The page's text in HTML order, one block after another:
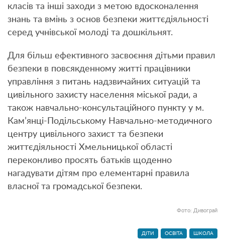
класів та інші заходи з метою вдосконалення
знань та вмінь з основ безпеки життєдіяльності
серед учнівської молоді та дошкільнят.
Для більш ефективного засвоєння дітьми правил
безпеки в повсякденному житті працівники
управління з питань надзвичайних ситуацій та
цивільного захисту населення міської ради, а
також навчально-консультаційного пункту у м.
Кам’янці-Подільському Навчально-методичного
центру цивільного захист та безпеки
життєдіяльності Хмельницької області
переконливо просять батьків щоденно
нагадувати дітям про елементарні правила
власної та громадської безпеки.
Фото: Дивограй
ДІТИ ОСВІТА ШКОЛА